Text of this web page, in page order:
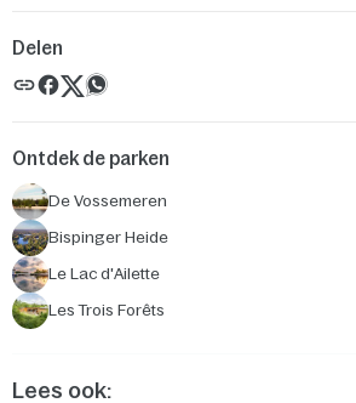
Ontdek de parken
De Vossemeren
Bispinger Heide
Le Lac d'Ailette
Les Trois Forêts
Delen
Lees ook: